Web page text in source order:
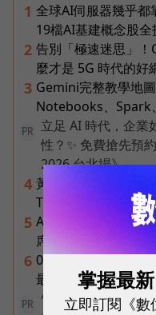
1 全球AI伺服器幾乎
19檔AI基建概念股全
2 告別「極速迷思」
麼才是 5G 時代的好
3 Gemini完整教學地
Notebooks、Spark
PR
立足 AI 時代，企業
性？✨ 免費搶先預
2026 台北場》
4 黃仁勳再喊下一波AI
Thor台鏈名單曝光
5 AI已經做得到20%
席科學家給創業者的
6 0到18歲成長津貼來
最新進度一次看
PR
告別極速迷思！台
掌握最
立即訂閱《數